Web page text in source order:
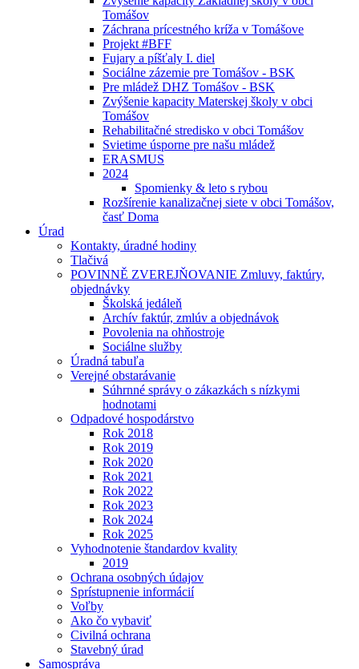
Tomášov
Záchrana prícestného kríža v Tomášove
Projekt #BFF
Fujary a píšťaly I. diel
Sociálne zázemie pre Tomášov - BSK
Pre mládež DHZ Tomášov - BSK
Zvýšenie kapacity Materskej školy v obci
Tomášov
Rehabilitačné stredisko v obci Tomášov
Svietime úsporne pre našu mládež
ERASMUS
2024
Spomienky & leto s rybou
Rozšírenie kanalizačnej siete v obci Tomášov,
časť Doma
Úrad
Kontakty, úradné hodiny
Tlačivá
POVINNĚ ZVEREJŇOVANIE Zmluvy, faktúry,
objednávky
Školská jedáleň
Archív faktúr, zmlúv a objednávok
Povolenia na ohňostroje
Sociálne služby
Úradná tabuľa
Verejné obstarávanie
Súhrnné správy o zákazkách s nízkymi
hodnotami
Odpadové hospodárstvo
Rok 2018
Rok 2019
Rok 2020
Rok 2021
Rok 2022
Rok 2023
Rok 2024
Rok 2025
Vyhodnotenie štandardov kvality
2019
Ochrana osobných údajov
Sprístupnenie informácií
Voľby
Ako čo vybaviť
Civilná ochrana
Stavebný úrad
Samospráva